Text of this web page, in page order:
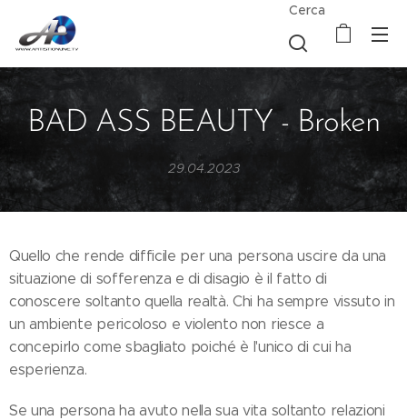
Cerca
BAD ASS BEAUTY - Broken
29.04.2023
Quello che rende difficile per una persona uscire da una
situazione di sofferenza e di disagio è il fatto di
conoscere soltanto quella realtà. Chi ha sempre vissuto in
un ambiente pericoloso e violento non riesce a
concepirlo come sbagliato poiché è l'unico di cui ha
esperienza.
Se una persona ha avuto nella sua vita soltanto relazioni